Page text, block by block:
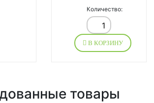
Количество:
В КОРЗИНУ
товары